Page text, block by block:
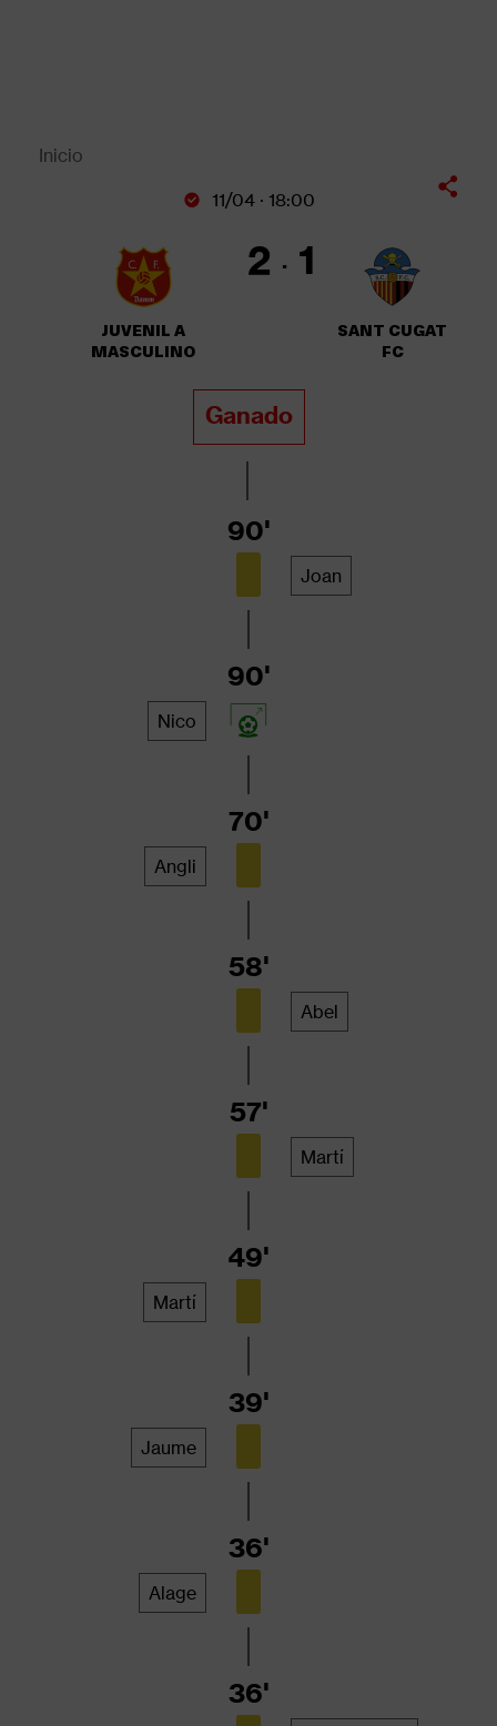
Sobrescribir
ayuda
navegación
Inicio
11/04 · 18:00
JUVENIL A
MASCULINO
2 1
SANT CUGAT
FC
Ganado
Joan
90'
Nico
90'
Angli
70'
Abel
58'
Martí
57'
Martí
49'
Jaume
39'
Alage
36'
36'